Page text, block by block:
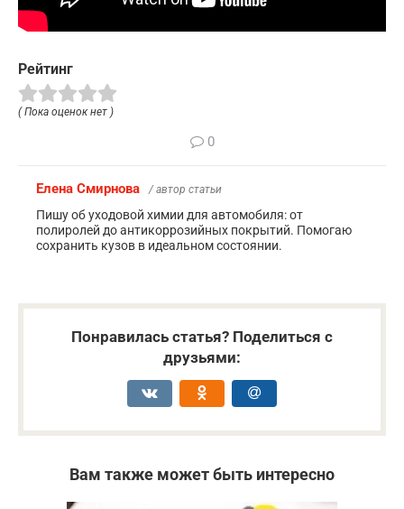
Рейтинг
( Пока оценок нет )
0
Елена Смирнова / автор статьи
Пишу об уходовой химии для автомобиля: от
полиролей до антикоррозийных покрытий. Помогаю
сохранить кузов в идеальном состоянии.
Понравилась статья? Поделиться с
друзьями:
Вам также может быть интересно